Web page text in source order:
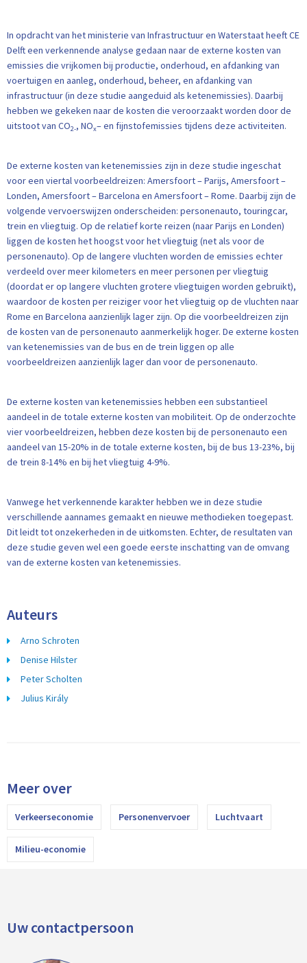
In opdracht van het ministerie van Infrastructuur en Waterstaat heeft CE
Delft een verkennende analyse gedaan naar de externe kosten van
emissies die vrijkomen bij productie, onderhoud, en afdanking van
voertuigen en aanleg, onderhoud, beheer, en afdanking van
infrastructuur (in deze studie aangeduid als ketenemissies). Daarbij
hebben we gekeken naar de kosten die veroorzaakt worden door de
uitstoot van CO2-, NOx– en fijnstofemissies tijdens deze activiteiten.
De externe kosten van ketenemissies zijn in deze studie ingeschat
voor een viertal voorbeeldreizen: Amersfoort – Parijs, Amersfoort –
Londen, Amersfoort – Barcelona en Amersfoort – Rome. Daarbij zijn de
volgende vervoerswijzen onderscheiden: personenauto, touringcar,
trein en vliegtuig. Op de relatief korte reizen (naar Parijs en Londen)
liggen de kosten het hoogst voor het vliegtuig (net als voor de
personenauto). Op de langere vluchten worden de emissies echter
verdeeld over meer kilometers en meer personen per vliegtuig
(doordat er op langere vluchten grotere vliegtuigen worden gebruikt),
waardoor de kosten per reiziger voor het vliegtuig op de vluchten naar
Rome en Barcelona aanzienlijk lager zijn. Op die voorbeeldreizen zijn
de kosten van de personenauto aanmerkelijk hoger. De externe kosten
van ketenemissies van de bus en de trein liggen op alle
voorbeeldreizen aanzienlijk lager dan voor de personenauto.
De externe kosten van ketenemissies hebben een substantieel
aandeel in de totale externe kosten van mobiliteit. Op de onderzochte
vier voorbeeldreizen, hebben deze kosten bij de personenauto een
aandeel van 15-20% in de totale externe kosten, bij de bus 13-23%, bij
de trein 8-14% en bij het vliegtuig 4-9%.
Vanwege het verkennende karakter hebben we in deze studie
verschillende aannames gemaakt en nieuwe methodieken toegepast.
Dit leidt tot onzekerheden in de uitkomsten. Echter, de resultaten van
deze studie geven wel een goede eerste inschatting van de omvang
van de externe kosten van ketenemissies.
Auteurs
Arno Schroten
Denise Hilster
Peter Scholten
Julius Király
Meer over
Verkeerseconomie Personenvervoer Luchtvaart
Milieu-economie
Uw contactpersoon